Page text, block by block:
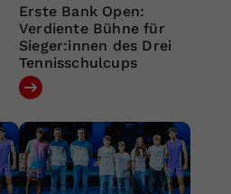
Erste Bank Open:
Verdiente Bühne für
Sieger:innen des Drei
Tennisschulcups